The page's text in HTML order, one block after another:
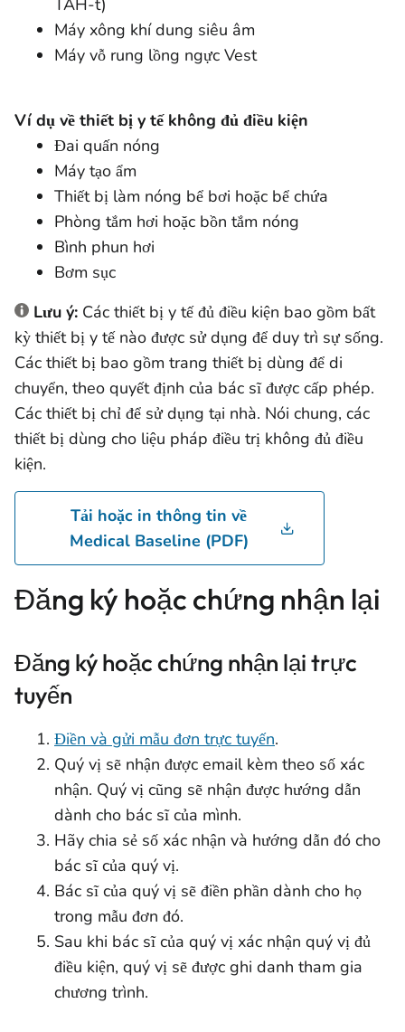
TAH-t)
Máy xông khí dung siêu âm
Máy vỗ rung lồng ngực Vest
Ví dụ về thiết bị y tế không đủ điều kiện
Đai quấn nóng
Máy tạo ẩm
Thiết bị làm nóng bể bơi hoặc bể chứa
Phòng tắm hơi hoặc bồn tắm nóng
Bình phun hơi
Bơm sục
Lưu ý: Các thiết bị y tế đủ điều kiện bao gồm bất
kỳ thiết bị y tế nào được sử dụng để duy trì sự sống.
Các thiết bị bao gồm trang thiết bị dùng để di
chuyển, theo quyết định của bác sĩ được cấp phép.
Các thiết bị chỉ để sử dụng tại nhà. Nói chung, các
thiết bị dùng cho liệu pháp điều trị không đủ điều
kiện.
Tải hoặc in thông tin về
Medical Baseline (PDF)
Đăng ký hoặc chứng nhận lại
Đăng ký hoặc chứng nhận lại trực
tuyến
Điền và gửi mẫu đơn trực tuyến.
Quý vị sẽ nhận được email kèm theo số xác
nhận. Quý vị cũng sẽ nhận được hướng dẫn
dành cho bác sĩ của mình.
Hãy chia sẻ số xác nhận và hướng dẫn đó cho
bác sĩ của quý vị.
Bác sĩ của quý vị sẽ điền phần dành cho họ
trong mẫu đơn đó.
Sau khi bác sĩ của quý vị xác nhận quý vị đủ
điều kiện, quý vị sẽ được ghi danh tham gia
chương trình.